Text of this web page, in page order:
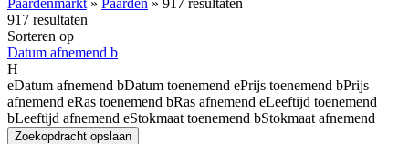
917 resultaten
Sorteren op
Datum afnemend b
H
eDatum afnemend bDatum toenemend ePrijs toenemend bPrijs
afnemend eRas toenemend bRas afnemend eLeeftijd toenemend
bLeeftijd afnemend eStokmaat toenemend bStokmaat afnemend
Zoekopdracht opslaan